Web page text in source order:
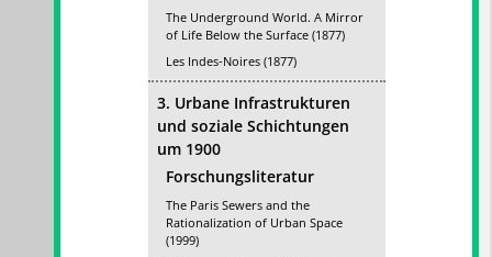
The Underground World. A Mirror
of Life Below the Surface (1877)
Les Indes-Noires (1877)
3. Urbane Infrastrukturen
und soziale Schichtungen
um 1900
Forschungsliteratur
The Paris Sewers and the
Rationalization of Urban Space
(1999)